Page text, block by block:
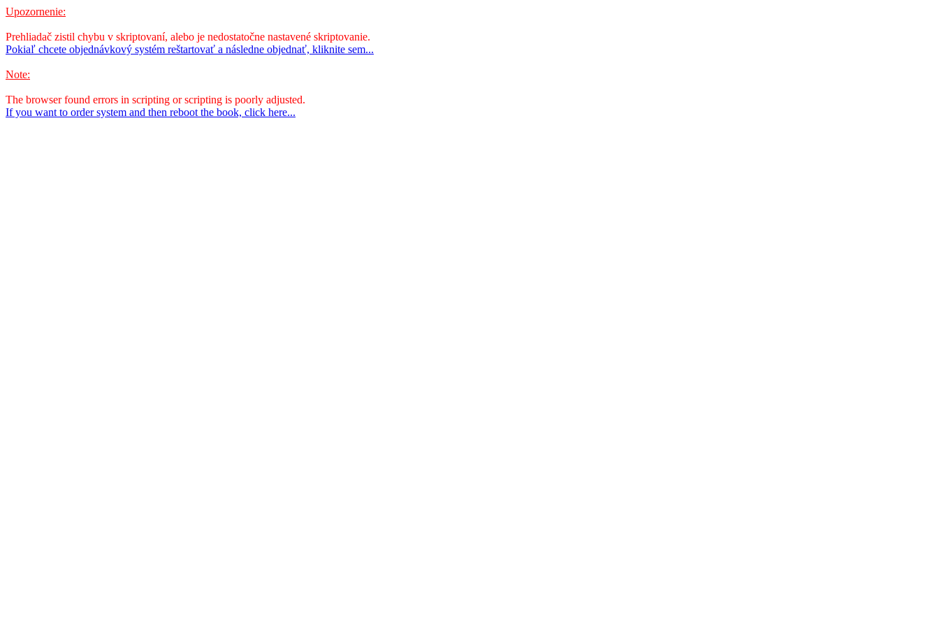
Upozornenie:
Prehliadač zistil chybu v skriptovaní, alebo je nedostatočne nastavené skriptovanie.
Pokiaľ chcete objednávkový systém reštartovať a následne objednať, kliknite sem...
Note:
The browser found errors in scripting or scripting is poorly adjusted.
If you want to order system and then reboot the book, click here...